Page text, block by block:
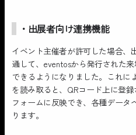
・出展者向け連携機能
イベント主催者が許可した場合、
通して、eventosから発行された
できるようになりました。これに
を読み取ると、QRコード上に登
フォームに反映でき、各種データ
ります。